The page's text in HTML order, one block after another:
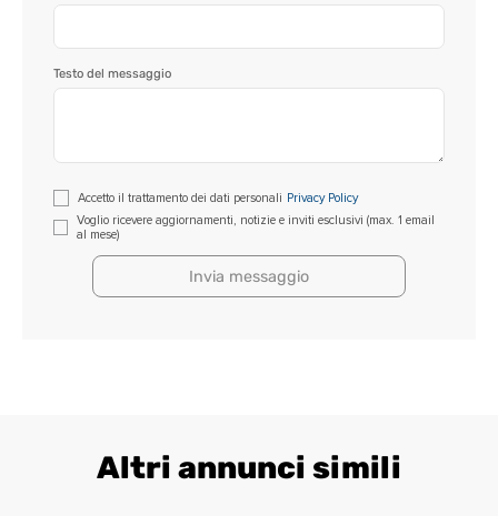
Testo del messaggio
prega
vuoto
Accetto il trattamento dei dati personali
Privacy Policy
Voglio ricevere aggiornamenti, notizie e inviti esclusivi (max. 1 email
al mese)
Altri annunci simili